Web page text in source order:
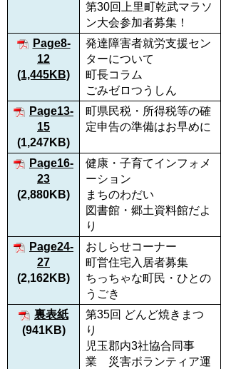
第30回上里町乾武マラソ
ン大会参加者募集！
Page8-
12
(1,445KB)
発達障害者就労支援セン
ターについて
町長コラム
ごみゼロつうしん
Page13-
15
(1,247KB)
町県民税・所得税等の確
定申告の準備はお早めに
Page16-
23
(2,880KB)
健康・子育てインフォメ
ーション
まちのわだい
図書館・郷土資料館だよ
り
Page24-
27
(2,162KB)
おしらせコーナー
町営住宅入居者募集
ちっちゃな町民・ひとの
うごき
裏表紙
(941KB)
第35回 どんど焼きまつ
り
児玉郡内3社協合同事
業 災害ボランティア運